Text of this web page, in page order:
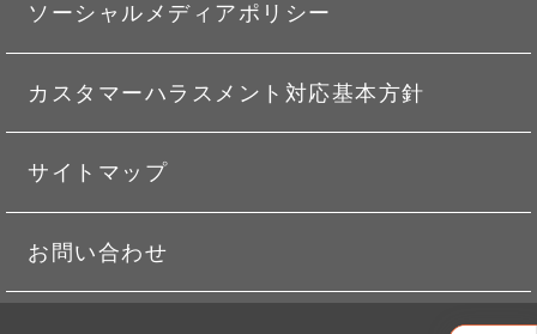
ソーシャルメディアポリシー
カスタマーハラスメント対応基本方針
サイトマップ
お問い合わせ